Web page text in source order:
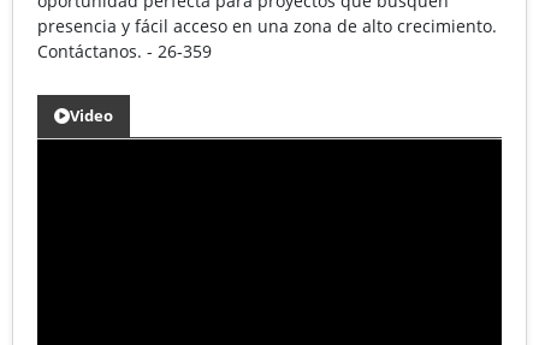
presencia y fácil acceso en una zona de alto crecimiento.
Contáctanos. - 26-359
Video